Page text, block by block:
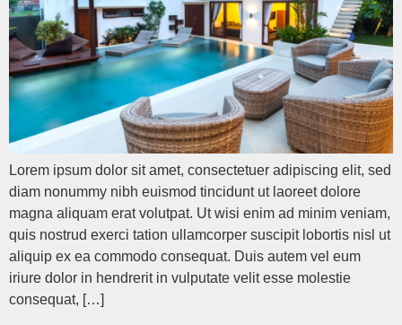
Lorem ipsum dolor sit amet, consectetuer adipiscing elit, sed
diam nonummy nibh euismod tincidunt ut laoreet dolore
magna aliquam erat volutpat. Ut wisi enim ad minim veniam,
quis nostrud exerci tation ullamcorper suscipit lobortis nisl ut
aliquip ex ea commodo consequat. Duis autem vel eum
iriure dolor in hendrerit in vulputate velit esse molestie
consequat, […]